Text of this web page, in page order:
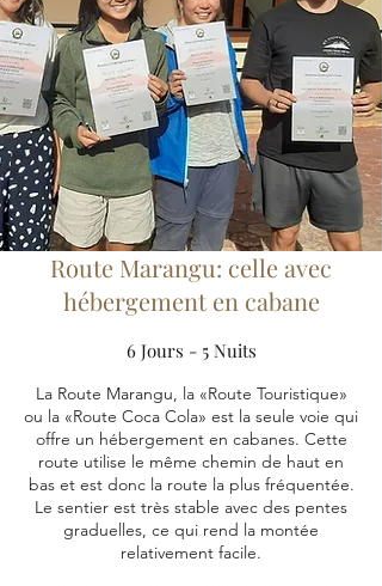
Route Marangu: celle avec
hébergement en cabane
6 Jours - 5 Nuits
La Route Marangu, la «Route Touristique»
ou la «Route Coca Cola» est la seule voie qui
offre un hébergement en cabanes. Cette
route utilise le même chemin de haut en
bas et est donc la route la plus fréquentée.
Le sentier est très stable avec des pentes
graduelles, ce qui rend la montée
relativement facile.